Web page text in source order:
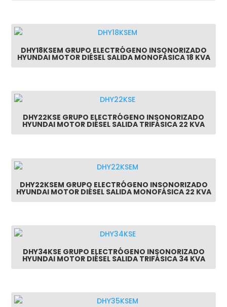
DHY18KSEM GRUPO ELECTRÓGENO INSONORIZADO
HYUNDAI MOTOR DIÉSEL SALIDA MONOFÁSICA 18 KVA
DHY22KSE GRUPO ELECTRÓGENO INSONORIZADO
HYUNDAI MOTOR DIÉSEL SALIDA TRIFÁSICA 22 KVA
DHY22KSEM GRUPO ELECTRÓGENO INSONORIZADO
HYUNDAI MOTOR DIÉSEL SALIDA MONOFÁSICA 22 KVA
DHY34KSE GRUPO ELECTRÓGENO INSONORIZADO
HYUNDAI MOTOR DIÉSEL SALIDA TRIFÁSICA 34 KVA